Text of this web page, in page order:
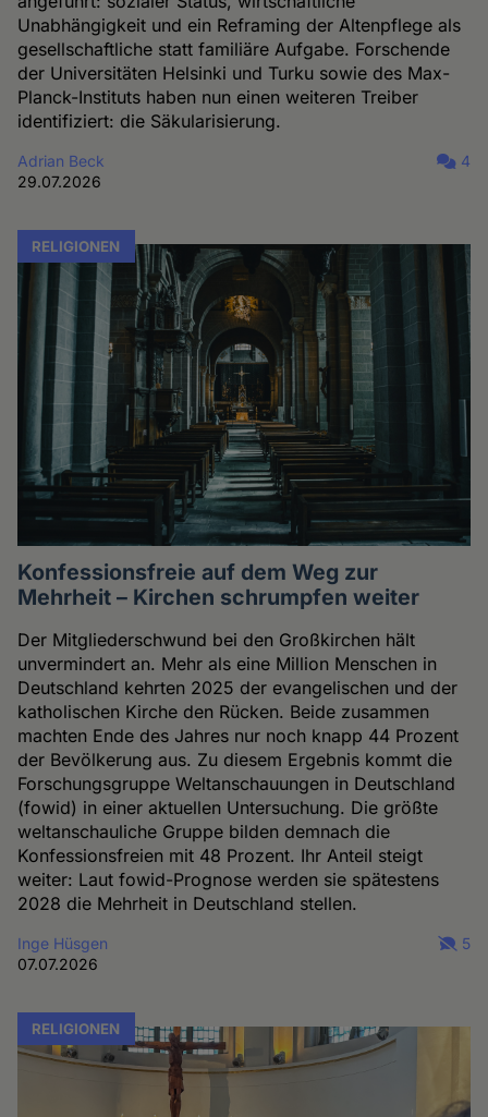
Unabhängigkeit und ein Reframing der Altenpflege als
gesellschaftliche statt familiäre Aufgabe. Forschende
der Universitäten Helsinki und Turku sowie des Max-
Planck-Instituts haben nun einen weiteren Treiber
identifiziert: die Säkularisierung.
Adrian Beck
29.07.2026
4
RELIGIONEN
Konfessionsfreie auf dem Weg zur
Mehrheit – Kirchen schrumpfen weiter
Der Mitgliederschwund bei den Großkirchen hält
unvermindert an. Mehr als eine Million Menschen in
Deutschland kehrten 2025 der evangelischen und der
katholischen Kirche den Rücken. Beide zusammen
machten Ende des Jahres nur noch knapp 44 Prozent
der Bevölkerung aus. Zu diesem Ergebnis kommt die
Forschungsgruppe Weltanschauungen in Deutschland
(fowid) in einer aktuellen Untersuchung. Die größte
weltanschauliche Gruppe bilden demnach die
Konfessionsfreien mit 48 Prozent. Ihr Anteil steigt
weiter: Laut fowid-Prognose werden sie spätestens
2028 die Mehrheit in Deutschland stellen.
Inge Hüsgen
07.07.2026
5
RELIGIONEN